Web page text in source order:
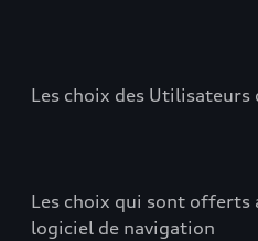
Les choix des Utilisateurs
Les choix qui sont
logiciel de navigation